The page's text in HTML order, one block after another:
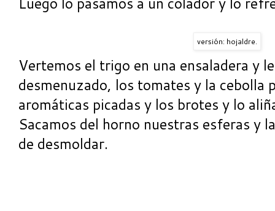
versión: hojaldre.
Vertemos el trigo en una ensaladera y
desmenuzado, los tomates y la cebolla
aromáticas picadas y los brotes y lo
Sacamos del horno nuestras esferas y
de desmoldar.